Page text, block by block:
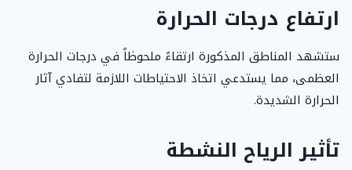
ارتفاع درجات الحرارة
ستشهد المناطق المذكورة ارتقاءً ملحوظاً في درجات الحرارة
العظمى، مما يستدعي اتخاذ الاحتياطات اللازمة لتفادي آثار
الحرارة الشديدة.
تأثير الرياح النشطة